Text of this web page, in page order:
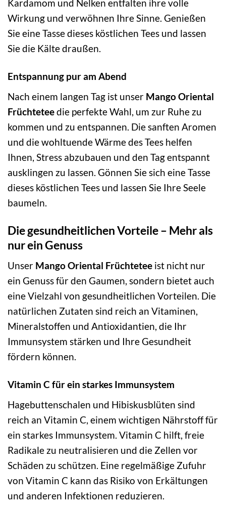
Kardamom und Nelken entfalten ihre volle
Wirkung und verwöhnen Ihre Sinne. Genießen
Sie eine Tasse dieses köstlichen Tees und lassen
Sie die Kälte draußen.
Entspannung pur am Abend
Nach einem langen Tag ist unser Mango Oriental
Früchteteedie perfekte Wahl, um zur Ruhe zu
kommen und zu entspannen. Die sanften Aromen
und die wohltuende Wärme des Tees helfen
Ihnen, Stress abzubauen und den Tag entspannt
ausklingen zu lassen. Gönnen Sie sich eine Tasse
dieses köstlichen Tees und lassen Sie Ihre Seele
baumeln.
Die gesundheitlichen Vorteile – Mehr als
nur ein Genuss
Unser Mango Oriental Früchtetee ist nicht nur
ein Genuss für den Gaumen, sondern bietet auch
eine Vielzahl von gesundheitlichen Vorteilen. Die
natürlichen Zutaten sind reich an Vitaminen,
Mineralstoffen und Antioxidantien, die Ihr
Immunsystem stärken und Ihre Gesundheit
fördern können.
Vitamin C für ein starkes Immunsystem
Hagebuttenschalen und Hibiskusblüten sind
reich an Vitamin C, einem wichtigen Nährstoff für
ein starkes Immunsystem. Vitamin C hilft, freie
Radikale zu neutralisieren und die Zellen vor
Schäden zu schützen. Eine regelmäßige Zufuhr
von Vitamin C kann das Risiko von Erkältungen
und anderen Infektionen reduzieren.